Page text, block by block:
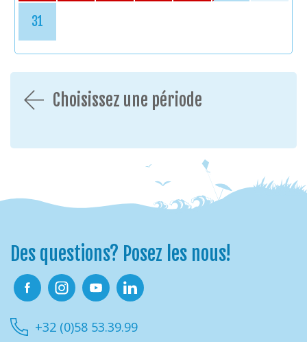
31
Choisissez une période
Des questions? Posez les nous!
+32 (0)58 53.39.99